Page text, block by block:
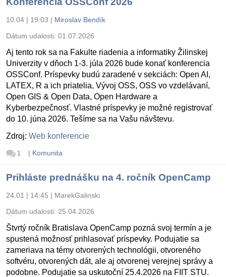
10.04 | 19:03 | Miroslav Bendík
Dátum udalosti: 01.07.2026
Aj tento rok sa na Fakulte riadenia a informatiky Žilinskej
Univerzity v dňoch 1-3. júla 2026 bude konať konferencia
OSSConf. Príspevky budú zaradené v sekciách: Open AI,
LATEX, R a ich priatelia, Vývoj OSS, OSS vo vzdelávaní,
Open GIS & Open Data, Open Hardware a
Kyberbezpečnosť. Vlastné príspevky je možné registrovať
do 10. júna 2026. Tešíme sa na Vašu návštevu.
Zdroj: Web konferencie
1 | Komunita
Prihláste prednášku na 4. ročník OpenCamp
24.01 | 14:45 | MarekGalinski
Dátum udalosti: 25.04.2026
Štvrtý ročník Bratislava OpenCamp pozná svoj termín a je
spustená možnosť prihlasovať príspevky. Podujatie sa
zameriava na témy otvorených technológii, otvoreného
softvéru, otvorených dát, ale aj otvorenej verejnej správy a
podobne. Podujatie sa uskutoční 25.4.2026 na FIIT STU.